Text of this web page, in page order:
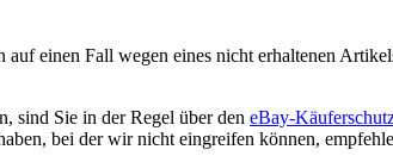
auf einen Fall wegen eines nicht erhaltenen
sind Sie in der Regel über den eBay-
bei der wir nicht eingreifen können,